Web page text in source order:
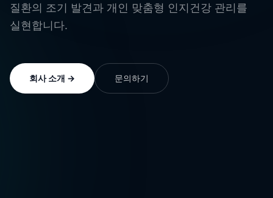
질환의 조기 발견과 개인 맞춤형 인지건강 관리를
실현합니다.
회사 소개 → 문의하기